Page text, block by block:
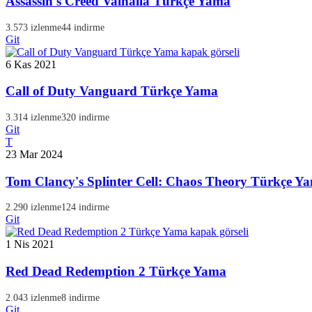
3.573 izlenme44 indirme
Git
6 Kas 2021
Call of Duty Vanguard Türkçe Yama
3.314 izlenme320 indirme
Git
T
23 Mar 2024
Tom Clancy's Splinter Cell: Chaos Theory Türkçe
2.290 izlenme124 indirme
Git
1 Nis 2021
Red Dead Redemption 2 Türkçe Yama
2.043 izlenme8 indirme
Git